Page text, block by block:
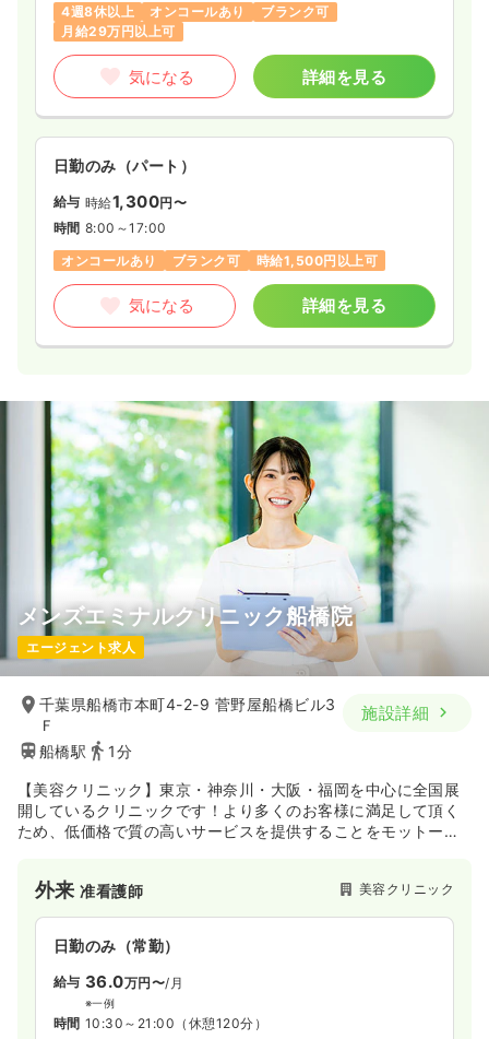
4週8休以上
オンコールあり
ブランク可
月給29万円以上可
気になる 詳細を見る
日勤のみ（パート）
給与 時給1,300円〜
時間 8:00～17:00
オンコールあり
ブランク可 時給1,500円以上可
気になる 詳細を見る
メンズエミナルクリニック船橋院
エージェント求人
千葉県船橋市本町4-2-9 菅野屋船橋ビル3
Ｆ
船橋駅
1分
施設詳細
【美容クリニック】東京・神奈川・大阪・福岡を中心に全国展
開しているクリニックです！より多くのお客様に満足して頂く
ため、低価格で質の高いサービスを提供することをモットーに
外来准看護師 美容クリニック
日勤のみ（常勤）
給与 36.0万円〜/月
※一例
時間 10:30～21:00 （休憩120分）